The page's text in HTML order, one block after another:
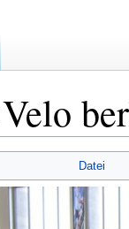
Velo
Datei